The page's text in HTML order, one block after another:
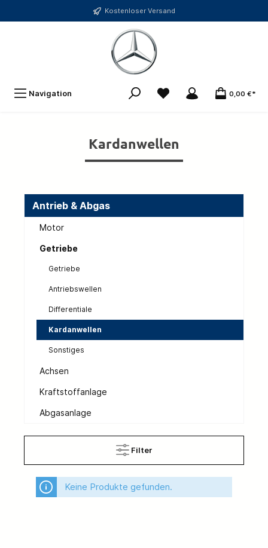
Kostenloser Versand
Navigation 0,00 €*
Kardanwellen
Antrieb & Abgas
Motor
Getriebe
Getriebe
Antriebswellen
Differentiale
Kardanwellen
Sonstiges
Achsen
Kraftstoffanlage
Abgasanlage
Filter
Keine Produkte gefunden.